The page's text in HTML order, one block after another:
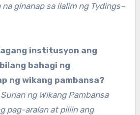
ginanap sa ilalim ng Tydings–
institusyon ang
bahagi ng
ng wikang pambansa?
ng Wikang Pambansa
pag-aralan at piliin ang